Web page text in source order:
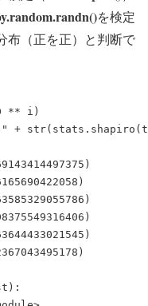
を検定
布（正を正）と判断で
** i)